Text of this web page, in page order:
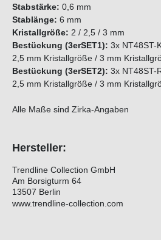
Stabstärke: 0,6 mm
Stablänge: 6 mm
Kristallgröße: 2 / 2,5 / 3 mm
Bestückung (3erSET1): 3x NT48ST-
2,5 mm Kristallgröße / 3 mm
Bestückung (3erSET2): 3x NT48ST-
2,5 mm Kristallgröße / 3 mm
Alle Maße sind Zirka-Angaben
Hersteller:
Trendline Collection GmbH
Am Borsigturm 64
13507 Berlin
www.trendline-collection.com